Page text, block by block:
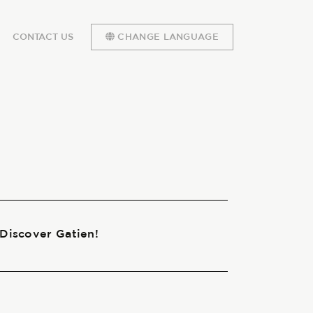
CONTACT US CHANGE LANGUAGE
Gatien!